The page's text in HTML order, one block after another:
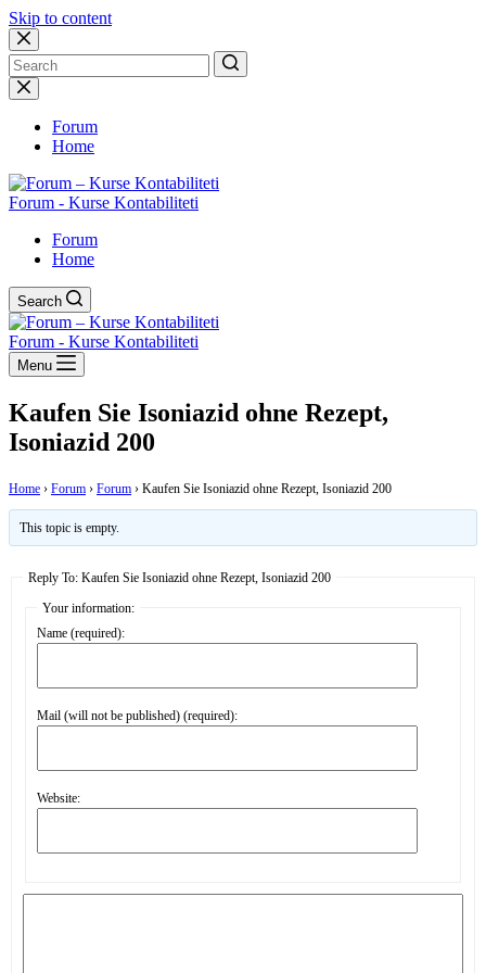
Skip to content
No
results
Forum
Home
Forum - Kurse Kontabiliteti
Forum
Home
Search
Forum - Kurse Kontabiliteti
Menu
Kaufen Sie Isoniazid ohne Rezept,
Isoniazid 200
Home › Forum › Forum › Kaufen Sie Isoniazid ohne Rezept, Isoniazid 200
This topic is empty.
Reply To: Kaufen Sie Isoniazid ohne Rezept, Isoniazid 200
Your information:
Name (required):
Mail (will not be published) (required):
Website: